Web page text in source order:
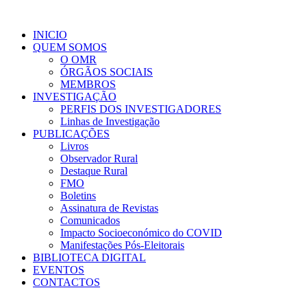
INICIO
QUEM SOMOS
O OMR
ÓRGÃOS SOCIAIS
MEMBROS
INVESTIGAÇÃO
PERFIS DOS INVESTIGADORES
Linhas de Investigação
PUBLICAÇÕES
Livros
Observador Rural
Destaque Rural
FMO
Boletins
Assinatura de Revistas
Comunicados
Impacto Socioeconómico do COVID
Manifestações Pós-Eleitorais
BIBLIOTECA DIGITAL
EVENTOS
CONTACTOS